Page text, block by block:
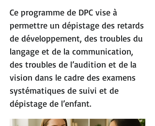
Ce programme de DPC vise à
permettre un dépistage des retards
de développement, des troubles du
langage et de la communication,
des troubles de l’audition et de la
vision dans le cadre des examens
systématiques de suivi et de
dépistage de l’enfant.